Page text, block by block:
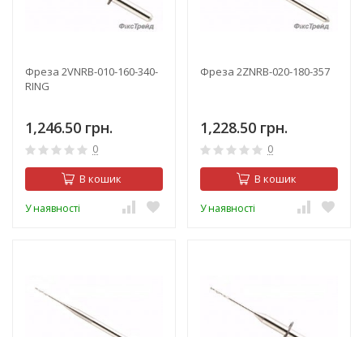
Фреза 2VNRB-010-160-340-
RING
1,246.50 грн.
0
В кошик
У наявності
Фреза 2ZNRB-020-180-357
1,228.50 грн.
0
В кошик
У наявності